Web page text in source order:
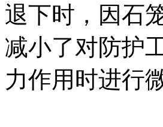
退下时，因石
减小了对防护
力作用时进行